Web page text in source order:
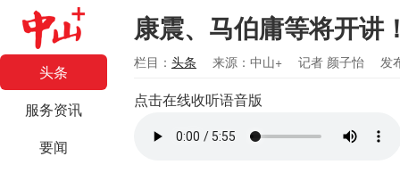
头条
服务资讯
要闻
康震、马伯庸等将开讲
栏目： 头条 来源：中山+ 记者 颜子怡 发
点击在线收听语音版